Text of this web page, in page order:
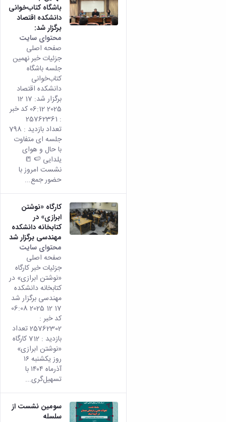
باشگاه کتاب‌خوانی
دانشکده اقتصاد
برگزار شد:
محتوای سایت
صفحه اصلی
جزئیات خبر نهمین
جلسه باشگاه
کتاب‌خوانی
دانشکده اقتصاد
برگزار شد: 17 12
2025 06:12 کد خبر
: 25762361
تعداد بازدید : 798
جلسه ای متفاوت
با حال و هوای
یلدایی 🍉 📒
نشست امروز با
حضور جمع...
کارگاه «نوشتن
ابرازی» در
کتابخانه دانشکده
مهندسی برگزار شد
محتوای سایت
صفحه اصلی
جزئیات خبر کارگاه
«نوشتن ابرازی» در
کتابخانه دانشکده
مهندسی برگزار شد
17 12 2025 06:08
کد خبر :
25762302 تعداد
بازدید : 712 کارگاه
«نوشتن ابرازی»
روز یکشنبه ۱۶
آذرماه ۱۴۰۴ با
تسهیل‌گری...
سومین نشست از
سلسله